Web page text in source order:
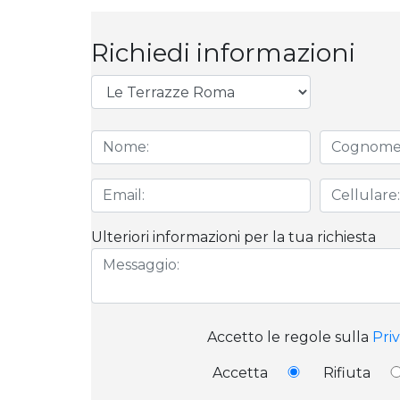
Richiedi informazioni
Ulteriori informazioni per la tua richiesta
Accetto le regole sulla
Accetta Rifiuta